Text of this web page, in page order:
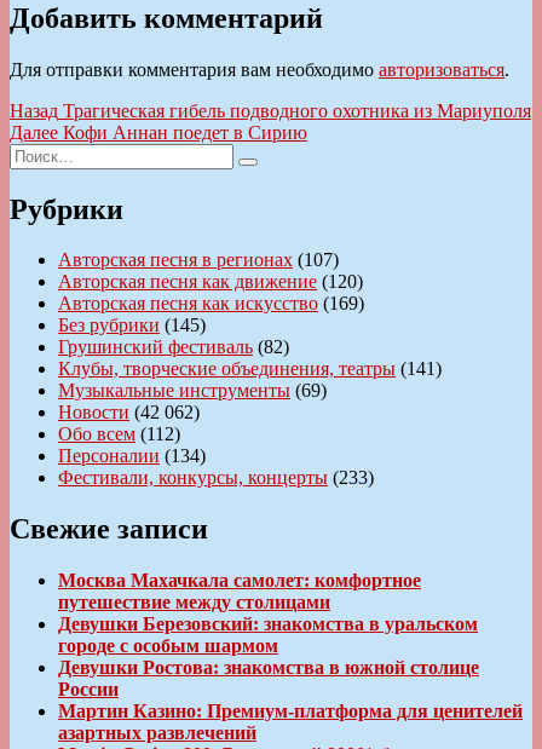
Добавить комментарий
Для отправки комментария вам необходимо авторизоваться.
Навигация
по
записям
Назад Предыдущая
запись:
Трагическая гибель подводного охотника из Мариуполя
Далее Следующая
Кофи Аннан поедет в Сирию
Искать:
Поиск
Рубрики
Авторская песня в регионах (107)
Авторская песня как движение (120)
Авторская песня как искусство (169)
Без рубрики (145)
Грушинский фестиваль (82)
Клубы, творческие объединения, театры (141)
Музыкальные инструменты (69)
Новости (42 062)
Обо всем (112)
Персоналии (134)
Фестивали, конкурсы, концерты (233)
Свежие записи
Москва Махачкала самолет: комфортное
путешествие между столицами
Девушки Березовский: знакомства в уральском
городе с особым шармом
Девушки Ростова: знакомства в южной столице
России
Мартин Казино: Премиум-платформа для ценителей
азартных развлечений